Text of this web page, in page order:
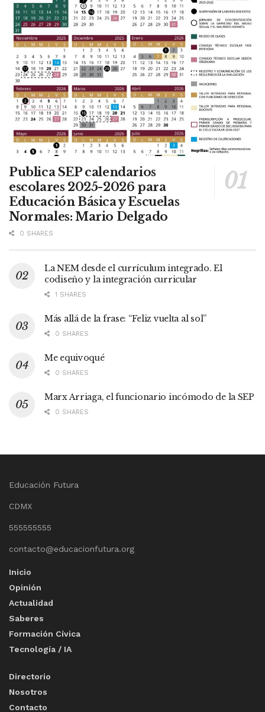
Publica SEP calendarios
escolares 2025-2026 para
Educación Básica y Escuelas
Normales: Mario Delgado
0 SHARES
La NEM desde el currículum integrado. El
codiseño y la integración curricular
1 SHARES
Más allá de la frase: “Feliz vuelta al sol”
0 SHARES
Me equivoqué
0 SHARES
Marx Arriaga, el funcionario incómodo de la SEP
0 SHARES
Educación Futura
CDMX
555555555
contacto@educacionfutura.org
Inicio
Opinión
Actualidad
Saberes
Formación Cívica
Tecnología / IA
Directorio
Nosotros
Contacto